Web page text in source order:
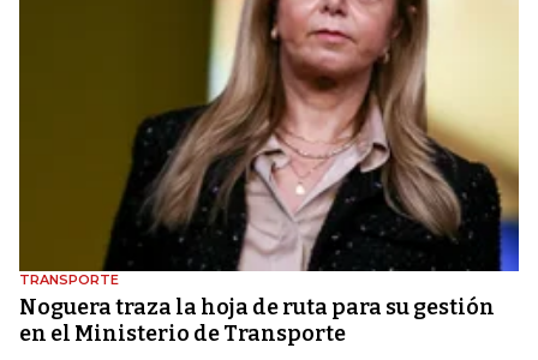
TRANSPORTE
Noguera traza la hoja de ruta para su gestión
en el Ministerio de Transporte